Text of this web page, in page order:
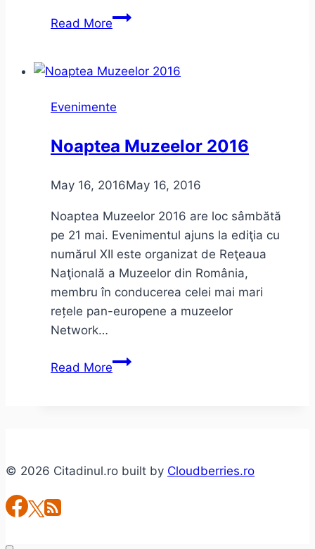
Read MoreZiua
–
Calea
–
2016
program
Evenimente
Noaptea Muzeelor 2016
May 16, 2016May 16, 2016
Noaptea Muzeelor 2016 are loc sâmbătă
pe 21 mai. Evenimentul ajuns la ediţia cu
numărul XII este organizat de Reţeaua
Naţională a Muzeelor din România,
membru în conducerea celei mai mari
rețele pan-europene a muzeelor
Network…
Read MoreNoaptea
© 2026 Citadinul.ro built by Cloudberries.ro